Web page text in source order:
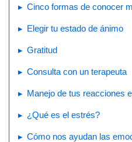
Cinco formas de conocer
Elegir tu estado de ánimo
Gratitud
Consulta con un terapeuta
Manejo de tus reacciones
¿Qué es el estrés?
Cómo nos ayudan las